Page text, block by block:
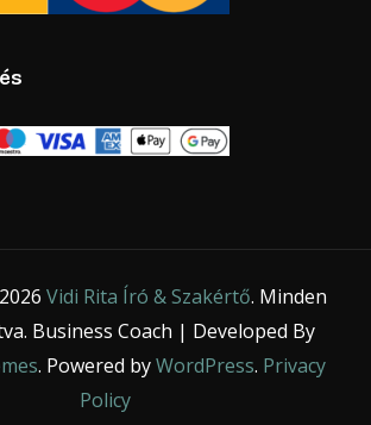
Vidi Rita Író & Szakértő. Minden
Business Coach | Developed By
. Powered byWordPress. Privacy
Policy